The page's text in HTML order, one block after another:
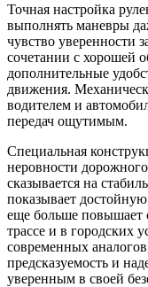
Точная настройка
выполнять маневры
чувство уверенности
сочетании с хорошей
дополнительные
движения.
водителем и
передач ощутимым.
Специальная
неровности
сказывается на
показывает
еще больше повышает
трассе и в городских
современных
предсказуемость и
уверенным в своей